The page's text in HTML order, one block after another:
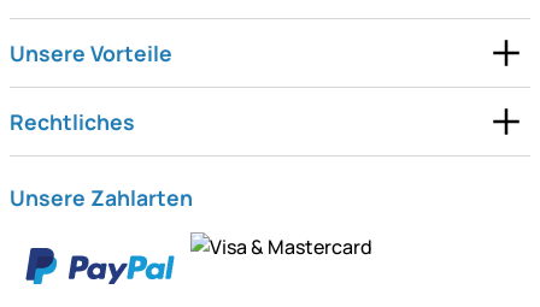
Unsere Vorteile
Rechtliches
Unsere Zahlarten